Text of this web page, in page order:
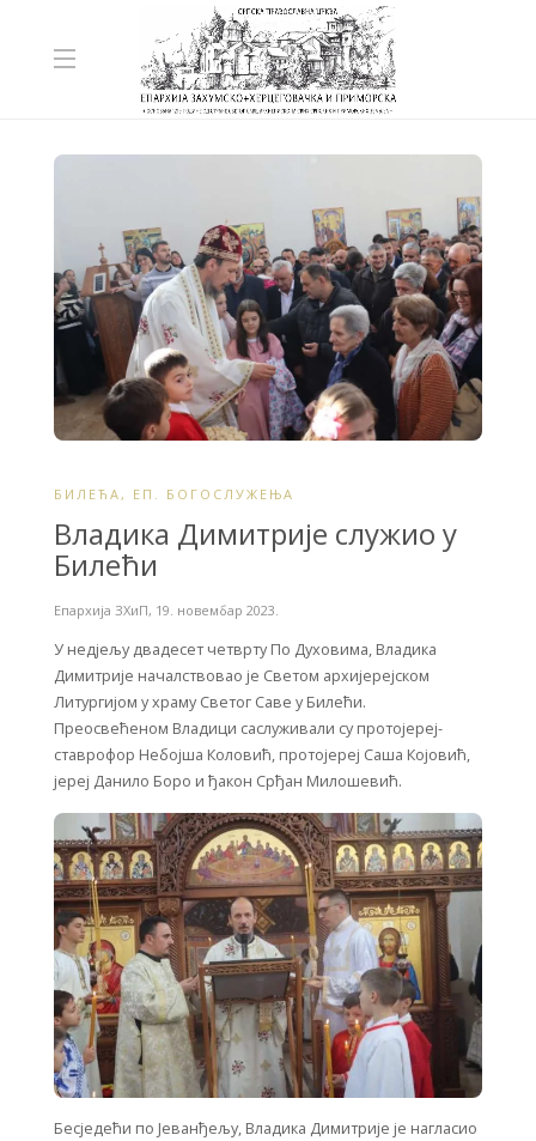
БИЛЕЋА , ЕП. БОГОСЛУЖЕЊА
Владика Димитрије служио у
Билећи
Епархија ЗХиП, 19. новембар 2023.
У недјељу двадесет четврту По Духовима, Владика
Димитрије началствовао је Светом архијерејском
Литургијом у храму Светог Саве у Билећи.
Преосвећеном Владици саслуживали су протојереј-
ставрофор Небојша Коловић, протојереј Саша Којовић,
јереј Данило Боро и ђакон Срђан Милошевић.
Бесједећи по Јеванђељу, Владика Димитрије је нагласио